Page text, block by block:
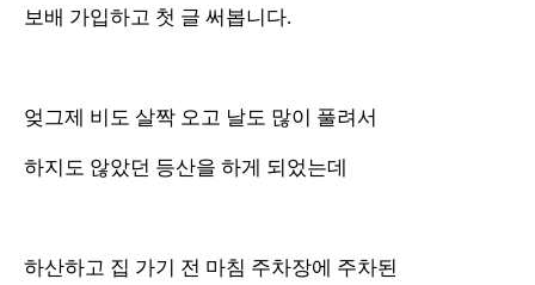
보배 가입하고 첫 글 써봅니다.
엊그제 비도 살짝 오고 날도 많이 풀려서
하지도 않았던 등산을 하게 되었는데
하산하고 집 가기 전 마침 주차장에 주차된